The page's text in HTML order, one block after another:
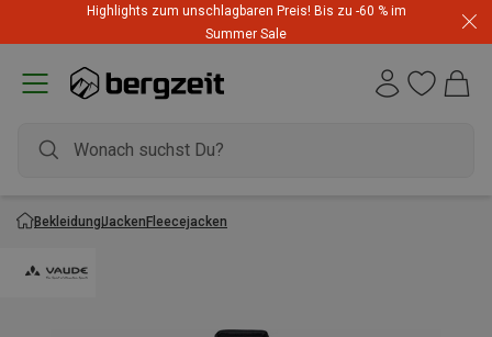
Highlights zum unschlagbaren Preis! Bis zu -60 % im
Summer Sale
BekleidungJackenFleecejacken